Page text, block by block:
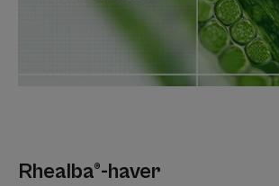
Voordelen van de textuur
* Bevordert het herstel van de epidermis
* Bevordert het herstel van de epidermis
Rhealba®-haver